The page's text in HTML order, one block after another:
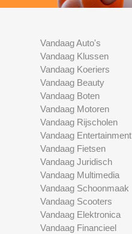
Vandaag Auto's
Vandaag Klussen
Vandaag Koeriers
Vandaag Beauty
Vandaag Boten
Vandaag Motoren
Vandaag Rijscholen
Vandaag Entertainment
Vandaag Fietsen
Vandaag Juridisch
Vandaag Multimedia
Vandaag Schoonmaak
Vandaag Scooters
Vandaag Elektronica
Vandaag Financieel